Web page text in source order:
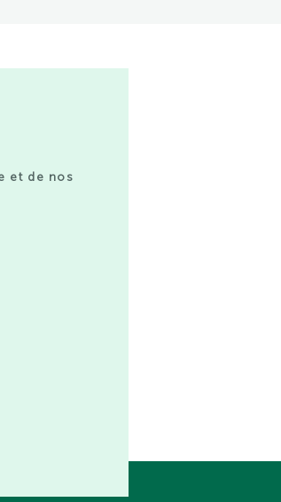
et de nos